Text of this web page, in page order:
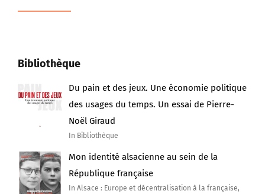
Bibliothèque
Du pain et des jeux. Une économie politique
des usages du temps. Un essai de Pierre-
Noël Giraud
In Bibliothèque
Mon identité alsacienne au sein de la
République française
In Alsace : Europe et décentralisation à la française,